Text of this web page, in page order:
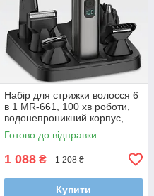
Набір для стрижки волосся 6
в 1 MR-661, 100 хв роботи,
водонепроникний корпус,
металевий корпус, літієва
батарея
Готово до відправки
1 088 ₴ 1 208 ₴
Купити